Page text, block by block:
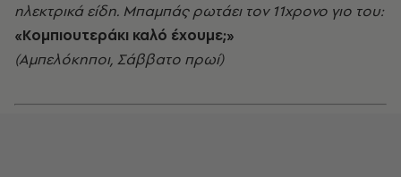
ηλεκτρικά είδη. Μπαμπάς ρωτάει τον 11χρονο γιο του:
«Κομπιουτεράκι καλό έχουμε;»
(Αμπελόκηποι, Σάββατο πρωί)